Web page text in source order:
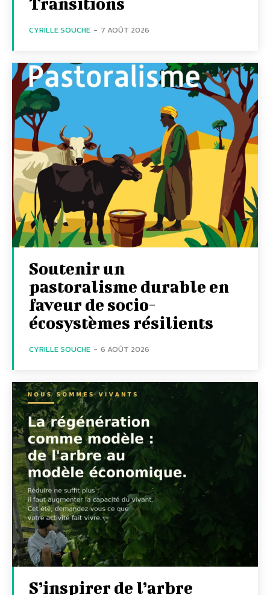
CYRILLE SOUCHE - 7 AOÛT 2026
Soutenir un
pastoralisme durable en
faveur de socio-
écosystèmes résilients
CYRILLE SOUCHE - 6 AOÛT 2026
S’inspirer de l’arbre